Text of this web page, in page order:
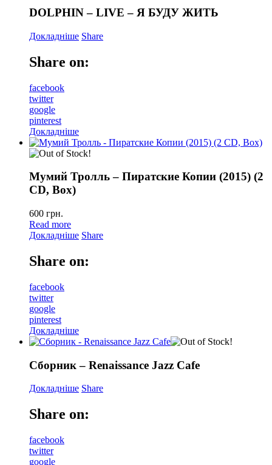
DOLPHIN – LIVE – Я БУДУ ЖИТЬ
Докладніше Share
Share on:
facebook
twitter
google
pinterest
Докладніше
Мумий Тролль – Пиратские Копии (2015) (2
CD, Box)
600 грн.
Read more
Докладніше Share
Share on:
facebook
twitter
google
pinterest
Докладніше
Сборник – Renaissance Jazz Cafe
Докладніше Share
Share on:
facebook
twitter
google